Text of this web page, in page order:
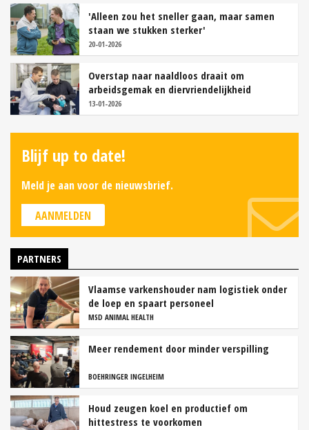
'Alleen zou het sneller gaan, maar samen
staan we stukken sterker'
20-01-2026
Overstap naar naaldloos draait om
arbeidsgemak en diervriendelijkheid
13-01-2026
Blijf up to date!
Meld je aan voor de nieuwsbrief.
AANMELDEN
PARTNERS
Vlaamse varkenshouder nam logistiek onder
de loep en spaart personeel
MSD ANIMAL HEALTH
Meer rendement door minder verspilling
BOEHRINGER INGELHEIM
Houd zeugen koel en productief om
hittestress te voorkomen